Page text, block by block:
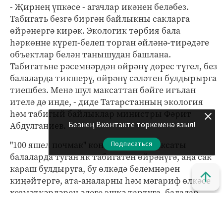
- Җирнең үпкәсе - агачлар икәнен беләбез.
Табигать безгә биргән байлыкны сакларга
өйрәнергә кирәк. Экологик тәрбия бала
һәркөнне күреп-белеп торган әйләнә-тирәдәге
объектлар белән танышудан башлана.
Табигатьне рәсемнәрдән өйрәнү дөрес түгел, без
балаларда тикшерү, өйрәнү сәләтен булдырырга
тиешбез. Менә шул максаттан бәйге игълан
ителә дә инде, - диде Татарстанның экология
һәм табигый байлыклар министры Фәрит
Абдулганиев.
"100 яшел почмак" конкурсының максаты
балаларда туган як табигатен өйрәнүгә, аңа сак
караш булдыруга, бу өлкәдә белемнәрен
киңәйтергә, ата-аналарны һәм мәгариф өлкәсе
хезмәткәрләрен әлеге эшкә тартуга, балалар
Безнең Вконтакте төркеменә языл!
Подписаться